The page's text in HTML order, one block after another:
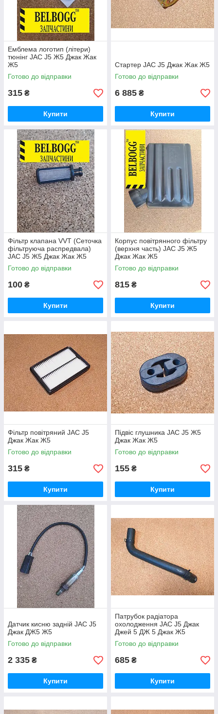
Емблема логотип (літери)
тюнінг JAC J5 Ж5 Джак Жак
Ж5
Готово до відправки
315 ₴
Купити
Стартер JAC J5 Джак Жак Ж5
Готово до відправки
6 885 ₴
Купити
Фільтр клапана VVT (Сеточка
фільтруюча распредвала)
JAC J5 Ж5 Джак Жак Ж5
Готово до відправки
100 ₴
Купити
Корпус повітрянного фільтру
(верхня часть) JAC J5 Ж5
Джак Жак Ж5
Готово до відправки
815 ₴
Купити
Фільтр повітряний JAC J5
Джак Жак Ж5
Готово до відправки
315 ₴
Купити
Підвіс глушника JAC J5 Ж5
Джак Жак Ж5
Готово до відправки
155 ₴
Купити
Датчик кисню задній JAC J5
Джак ДЖ5 Ж5
Готово до відправки
2 335 ₴
Купити
Патрубок радіатора
охолодження JAC J5 Джак
Джей 5 ДЖ 5 Джак Ж5
Готово до відправки
685 ₴
Купити